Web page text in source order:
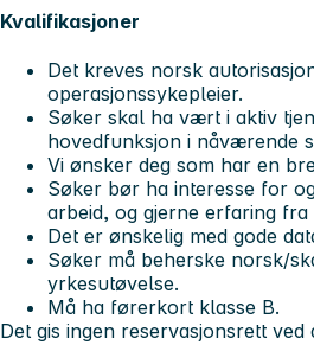
Kvalifikasjoner
Det kreves norsk
operasjonssykepleier.
Søker skal ha vært i aktiv
hovedfunksjon i nåværende
Vi ønsker deg som har en
Søker bør ha interesse for
arbeid, og gjerne erfaring fra
Det er ønskelig med gode
Søker må beherske norsk/
yrkesutøvelse.
Må ha førerkort klasse B.
Det gis ingen reservasjonsrett ved